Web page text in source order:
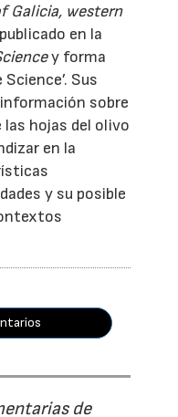
Galicia, western
en la
y forma
Sus
sobre
las hojas del olivo
en la
y su posible
de